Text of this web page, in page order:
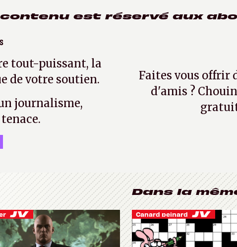
contenu est réservé aux
tout-puissant, la
de votre soutien.
journalisme,
Faites vous offrir
d'amis ?
Dans la
Canard peinard